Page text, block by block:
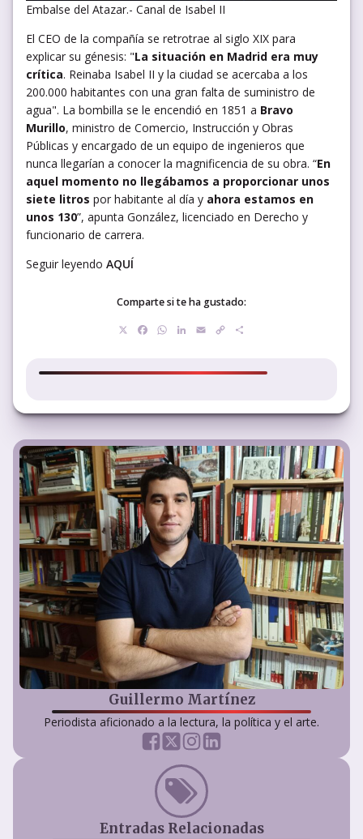
Embalse del Atazar.- Canal de Isabel II
El CEO de la compañía se retrotrae al siglo XIX para
explicar su génesis: "La situación en Madrid era muy
crítica. Reinaba Isabel II y la ciudad se acercaba a los
200.000 habitantes con una gran falta de suministro de
agua". La bombilla se le encendió en 1851 a Bravo
Murillo, ministro de Comercio, Instrucción y Obras
Públicas y encargado de un equipo de ingenieros que
nunca llegarían a conocer la magnificencia de su obra. “En
aquel momento no llegábamos a proporcionar unos
siete litros por habitante al día y ahora estamos en
unos 130”, apunta González, licenciado en Derecho y
funcionario de carrera.
Seguir leyendo AQUÍ
Comparte si te ha gustado:
Facebook
WhatsApp
LinkedIn
EmailCopy
Guillermo Martínez
Periodista aficionado a la lectura, la política y el arte.
Entradas Relacionadas